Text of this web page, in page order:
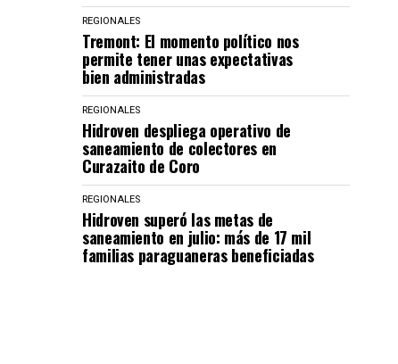
REGIONALES
Tremont: El momento político nos
permite tener unas expectativas
bien administradas
REGIONALES
Hidroven despliega operativo de
saneamiento de colectores en
Curazaito de Coro
REGIONALES
Hidroven superó las metas de
saneamiento en julio: más de 17 mil
familias paraguaneras beneficiadas